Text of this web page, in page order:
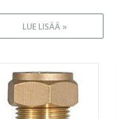
LUE LISÄÄ »